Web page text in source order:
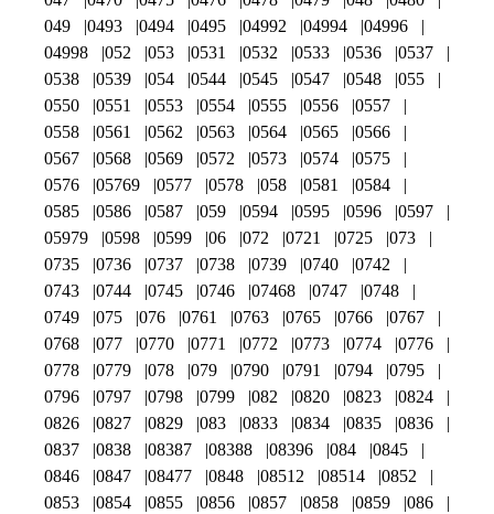
049
0493 0494 0495 04992 04994
04996
04998
052 053 0531 0532 0533 0536
0537
0538
0539 054 0544 0545 0547 0548
055
0550
0551 0553 0554 0555 0556
0557
0558
0561 0562 0563 0564 0565
0566
0567
0568 0569 0572 0573 0574
0575
0576
05769 0577 0578 058 0581
0584
0585
0586 0587 059 0594 0595 0596
0597
05979
0598 0599 06 072 0721 0725
073
0735
0736 0737 0738 0739 0740
0742
0743
0744 0745 0746 07468 0747
0748
0749
075 076 0761 0763 0765 0766
0767
0768
077 0770 0771 0772 0773 0774
0776
0778
0779 078 079 0790 0791 0794
0795
0796
0797 0798 0799 082 0820 0823
0824
0826
0827 0829 083 0833 0834 0835
0836
0837
0838 08387 08388 08396 084
0845
0846
0847 08477 0848 08512 08514
0852
0853
0854 0855 0856 0857 0858 0859
086